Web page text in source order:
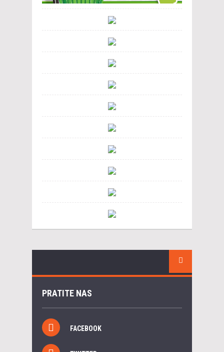
PRATITE NAS
FACEBOOK